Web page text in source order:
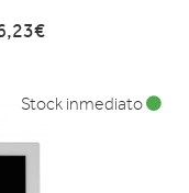
Stock inmediato